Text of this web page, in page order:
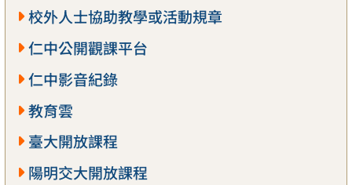
校外人士協助教學或活動規章
仁中公開觀課平台
仁中影音紀錄
教育雲
臺大開放課程
陽明交大開放課程